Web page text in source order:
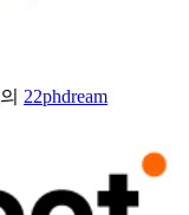
의 22phdream